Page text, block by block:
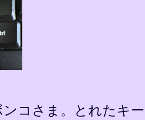
ンコさま。とれたキ